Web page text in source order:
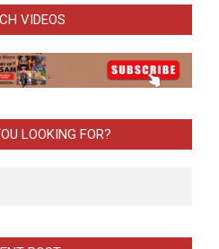
VIDEOS
LOOKING FOR?